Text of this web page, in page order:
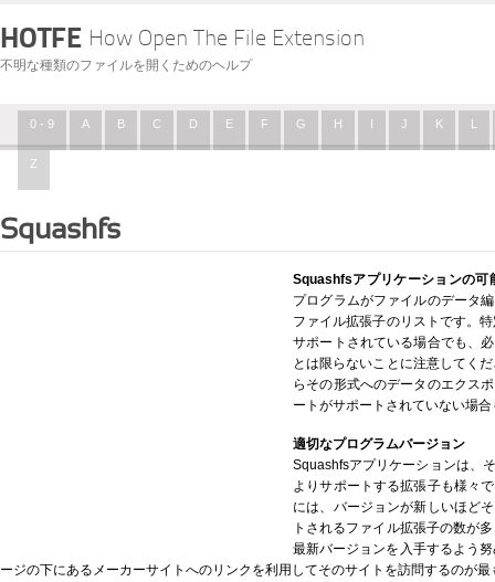
HOTFE How Open The File Extension
不明な種類のファイルを開くためのヘルプ
0 - 9 A B C D E F G H I J K L
Z
Squashfs
Squashfsアプリケーションの可
プログラムがファイルのデータ
ファイル拡張子のリストです。
サポートされている場合でも、
とは限らないことに注意してく
らその形式へのデータのエクス
ートがサポートされていない場
適切なプログラムバージョン
Squashfsアプリケーションは、
よりサポートする拡張子も様々
には、バージョンが新しいほど
トされるファイル拡張子の数が
最新バージョンを入手するよう
ージの下にあるメーカーサイトへのリンクを利用してそのサイトを訪問するのが